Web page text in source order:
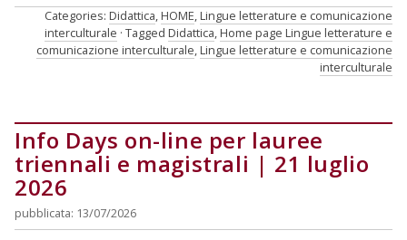
Categories: Didattica HOME Lingue letterature e comunicazione
interculturale Tagged Didattica Home page Lingue letterature e
comunicazione interculturale Lingue letterature e comunicazione
interculturale
Info Days on-line per lauree
triennali e magistrali | 21 luglio
2026
pubblicata: 13/07/2026